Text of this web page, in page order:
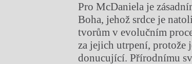
Pro McDaniela je
Boha, jehož srdce je
tvorům v evolučním
za jejich utrpení, protože
donucující. Přírodnímu